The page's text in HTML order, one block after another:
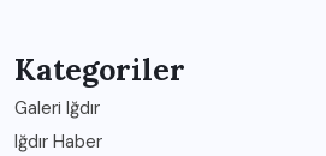
Kategoriler
Galeri Iğdır
Iğdır Haber